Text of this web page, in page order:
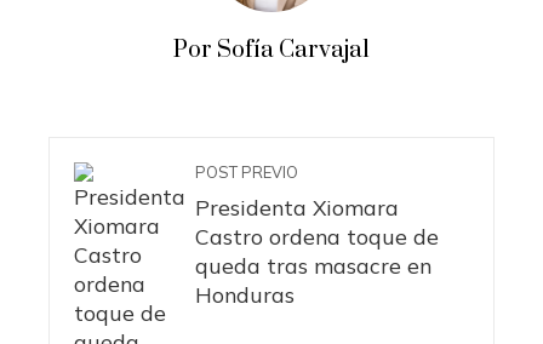
Por Sofía Carvajal
POST PREVIO
Presidenta Xiomara
Castro ordena toque de
queda tras masacre en
Honduras